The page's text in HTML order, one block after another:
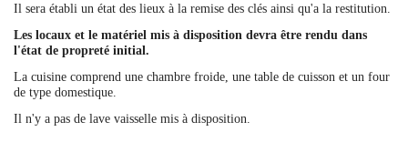
Il sera établi un état des lieux à la remise des clés ainsi qu'a la restitution.
Les locaux et le matériel mis à disposition devra être rendu dans
l'état de propreté initial.
La cuisine comprend une chambre froide, une table de cuisson et un four
de type domestique.
Il n'y a pas de lave vaisselle mis à disposition.